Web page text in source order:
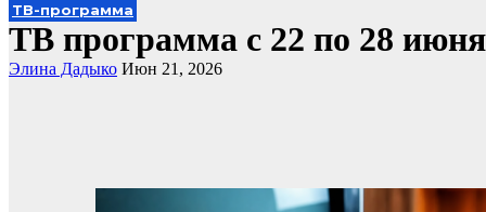
ТВ-программа
ТВ программа с 22 по 28 июня
Элина Дадыко Июн 21, 2026